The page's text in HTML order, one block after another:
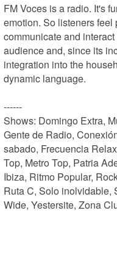
FM Voces is a radio. It's
emotion. So listeners feel
communicate and
audience and, since its
integration into the
dynamic language.
------
Shows: Domingo Extra,
Gente de Radio,
sabado, Frecuencia
Top, Metro Top, Patria
Ibiza, Ritmo Popular,
Ruta C, Solo inolvidable,
Wide, Yestersite, Zona